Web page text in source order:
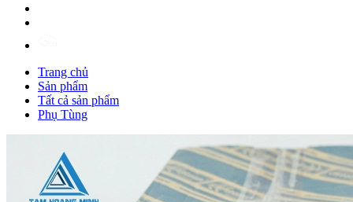
Trang chủ
Sản phẩm
Tất cả sản phẩm
Phụ Tùng